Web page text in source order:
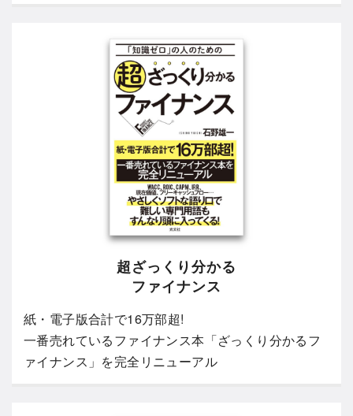
超ざっくり分かる
ファイナンス
紙・電子版合計で16万部超!
一番売れているファイナンス本「ざっくり分かるフ
ァイナンス」を完全リニューアル